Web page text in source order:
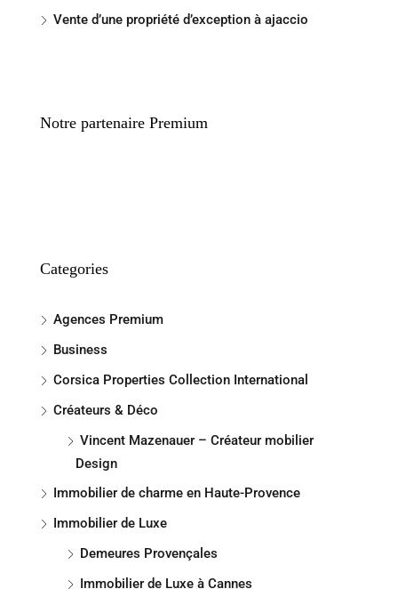
Vente d’une propriété d’exception à ajaccio
Notre partenaire Premium
Categories
Agences Premium
Business
Corsica Properties Collection International
Créateurs & Déco
Vincent Mazenauer – Créateur mobilier
Design
Immobilier de charme en Haute-Provence
Immobilier de Luxe
Demeures Provençales
Immobilier de Luxe à Cannes